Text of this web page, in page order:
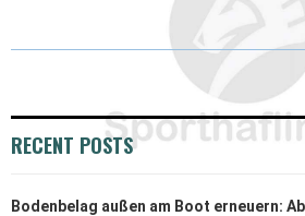
RECENT POSTS
Bodenbelag außen am Boot erneuern: